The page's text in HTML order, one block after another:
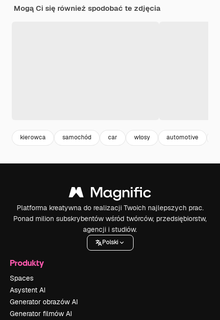
Mogą Ci się również spodobać te zdjęcia
kierowca samochód car włosy automotive
Platforma kreatywna do realizacji Twoich najlepszych prac.
Ponad milion subskrybentów wśród twórców, przedsiębiorstw,
agencji i studiów.
Polski
Produkty
Spaces
Asystent AI
Generator obrazów AI
Generator filmów AI